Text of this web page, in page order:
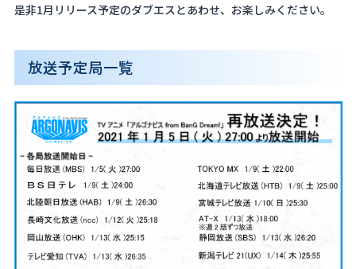
是非1月リリース予定のダブエスとあわせ、お楽しみください。
放送予定局一覧